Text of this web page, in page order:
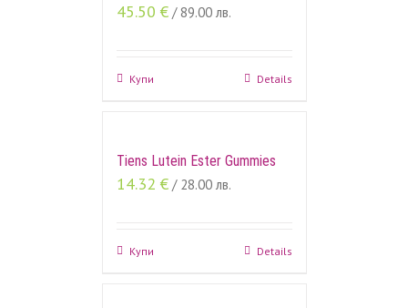
45.50 € / 89.00 лв.
Купи Details
Tiens Lutein Ester Gummies
14.32 € / 28.00 лв.
Купи Details